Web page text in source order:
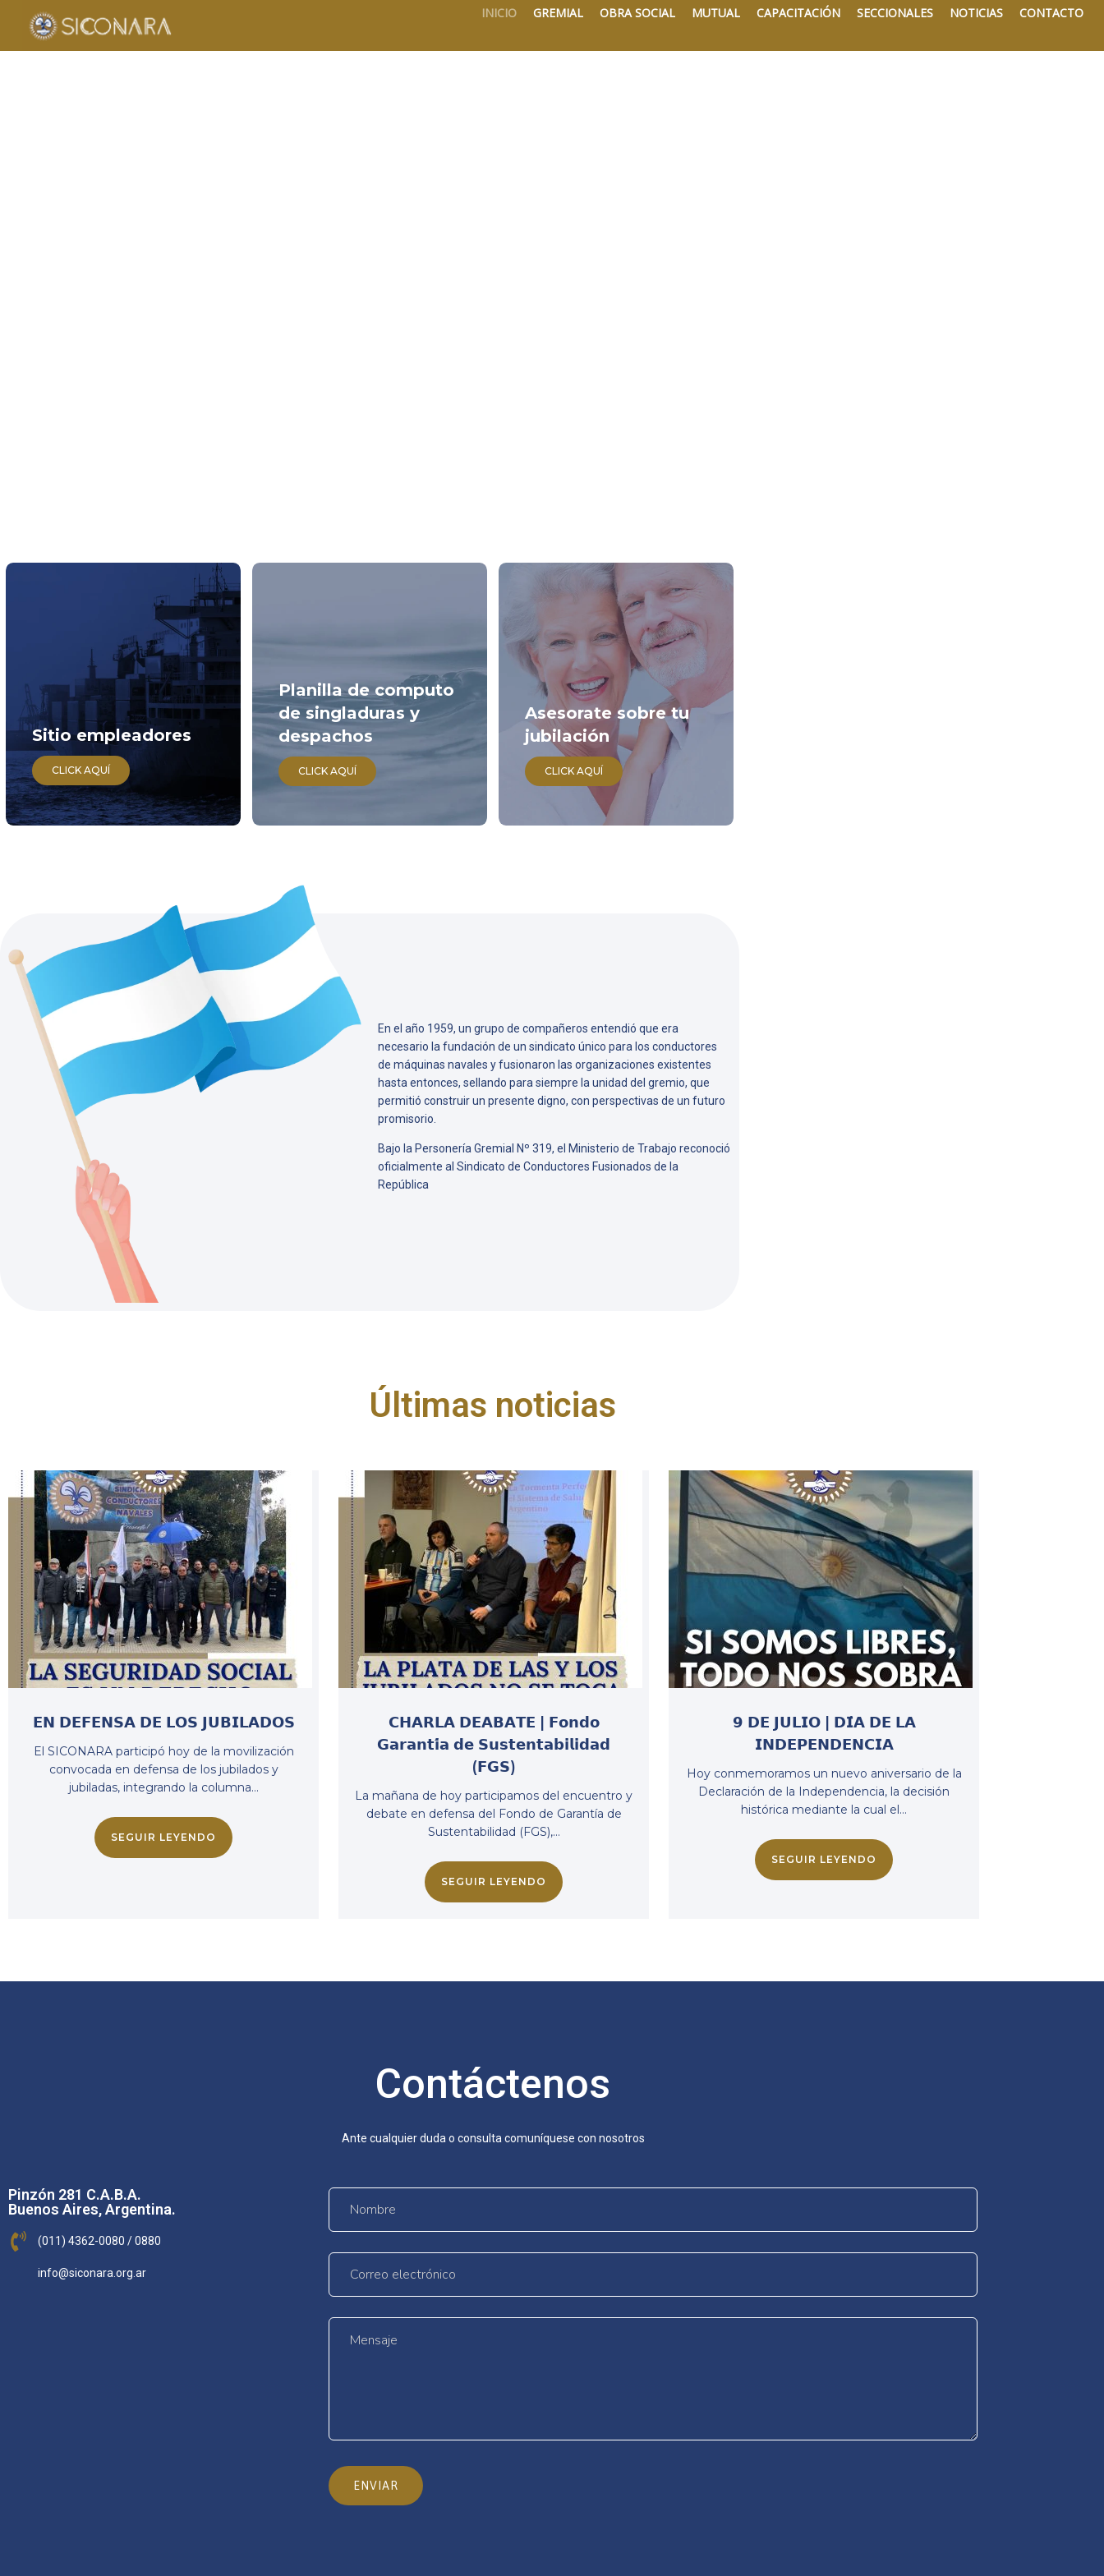
INICIO GREMIAL OBRA SOCIAL MUTUAL CAPACITACIÓN SECCIONALES NOTICIAS CONTACTO
Sitio empleadores
CLICK AQUÍ
Planilla de computo
de singladuras y
despachos
CLICK AQUÍ
Asesorate sobre tu
jubilación
CLICK AQUÍ
En el año 1959, un grupo de compañeros entendió que era
necesario la fundación de un sindicato único para los conductores
de máquinas navales y fusionaron las organizaciones existentes
hasta entonces, sellando para siempre la unidad del gremio, que
permitió construir un presente digno, con perspectivas de un futuro
promisorio.
Bajo la Personería Gremial Nº 319, el Ministerio de Trabajo reconoció
oficialmente al Sindicato de Conductores Fusionados de la
República
Últimas noticias
𝗘𝗡 𝗗𝗘𝗙𝗘𝗡𝗦𝗔 𝗗𝗘 𝗟𝗢𝗦 𝗝𝗨𝗕𝗜𝗟𝗔𝗗𝗢𝗦
El SICONARA participó hoy de la movilización
convocada en defensa de los jubilados y
jubiladas, integrando la columna…
SEGUIR LEYENDO
𝗖𝗛𝗔𝗥𝗟𝗔 𝗗𝗘𝗔𝗕𝗔𝗧𝗘 | 𝗙𝗼𝗻𝗱𝗼
𝗚𝗮𝗿𝗮𝗻𝘁𝗶́𝗮 𝗱𝗲 𝗦𝘂𝘀𝘁𝗲𝗻𝘁𝗮𝗯𝗶𝗹𝗶𝗱𝗮𝗱
(𝗙𝗚𝗦)
La mañana de hoy participamos del encuentro y
debate en defensa del Fondo de Garantía de
Sustentabilidad (FGS),…
SEGUIR LEYENDO
𝟵 𝗗𝗘 𝗝𝗨𝗟𝗜𝗢 | 𝗗𝗜́𝗔 𝗗𝗘 𝗟𝗔
𝗜𝗡𝗗𝗘𝗣𝗘𝗡𝗗𝗘𝗡𝗖𝗜𝗔
Hoy conmemoramos un nuevo aniversario de la
Declaración de la Independencia, la decisión
histórica mediante la cual el…
SEGUIR LEYENDO
Contáctenos
Ante cualquier duda o consulta comuníquese con nosotros
Pinzón 281 C.A.B.A.
Buenos Aires, Argentina.
(011) 4362-0080 / 0880
info@siconara.org.ar